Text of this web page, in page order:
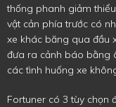
thống phanh giảm
vật cản phía trước có
xe khác băng qua đầu
đưa ra cảnh báo bằng
các tình huống xe
Fortuner có 3 tùy chọn